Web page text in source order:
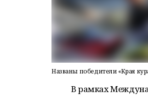
Названы победители «Края
В рамках